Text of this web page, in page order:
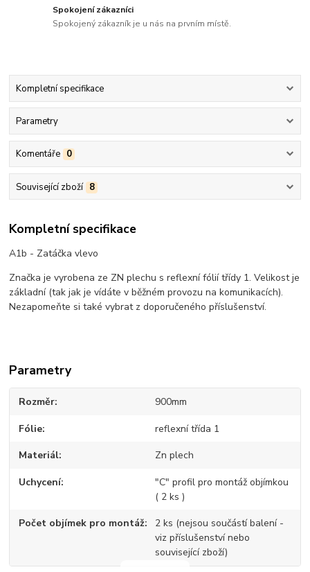
Spokojení zákazníci
Spokojený zákazník je u nás na prvním místě.
Kompletní specifikace
Parametry
Komentáře 0
Související zboží 8
Kompletní specifikace
A1b - Zatáčka vlevo
Značka je vyrobena ze ZN plechu s reflexní fólií třídy 1. Velikost je
základní (tak jak je vídáte v běžném provozu na komunikacích).
Nezapomeňte si také vybrat z doporučeného příslušenství.
Parametry
Rozměr 900mm
Fólie reflexní třída 1
Materiál Zn plech
Uchycení
"C" profil pro montáž objímkou
( 2 ks )
Počet objímek pro montáž
2 ks (nejsou součástí balení -
viz příslušenství nebo
související zboží)